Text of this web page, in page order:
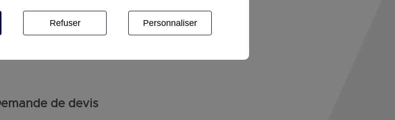
de devis
Refuser Personnaliser